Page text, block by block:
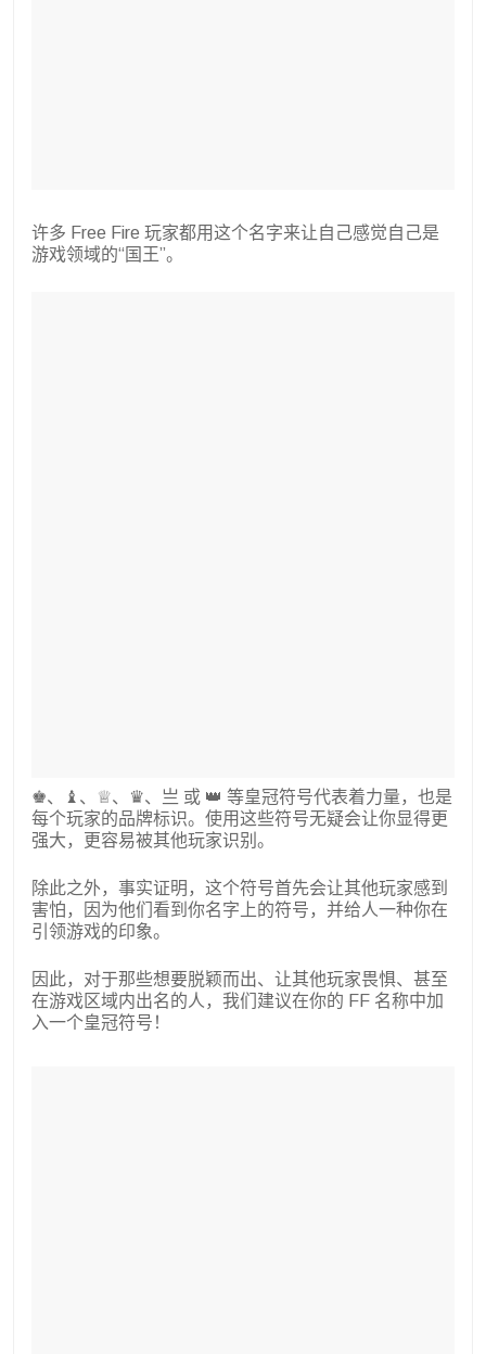
许多 Free Fire 玩家都用这个名字来让自己感觉自己是
游戏领域的“国王”。
♚、♝、♕、♛、亗 或 👑 等皇冠符号代表着力量，也是
每个玩家的品牌标识。使用这些符号无疑会让你显得更
强大，更容易被其他玩家识别。
除此之外，事实证明，这个符号首先会让其他玩家感到
害怕，因为他们看到你名字上的符号，并给人一种你在
引领游戏的印象。
因此，对于那些想要脱颖而出、让其他玩家畏惧、甚至
在游戏区域内出名的人，我们建议在你的 FF 名称中加
入一个皇冠符号！